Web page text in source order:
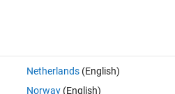
Ältere Kommentare
In MATLAB Online öffnen 0 Stimmen
Netherlands(English)
Norway(English)